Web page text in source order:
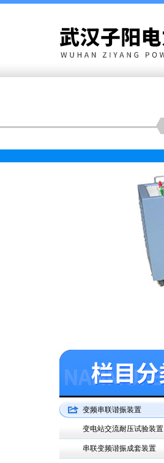
变频串联谐振装置
变电站交流耐压试验装置
串联变频谐振成套装置